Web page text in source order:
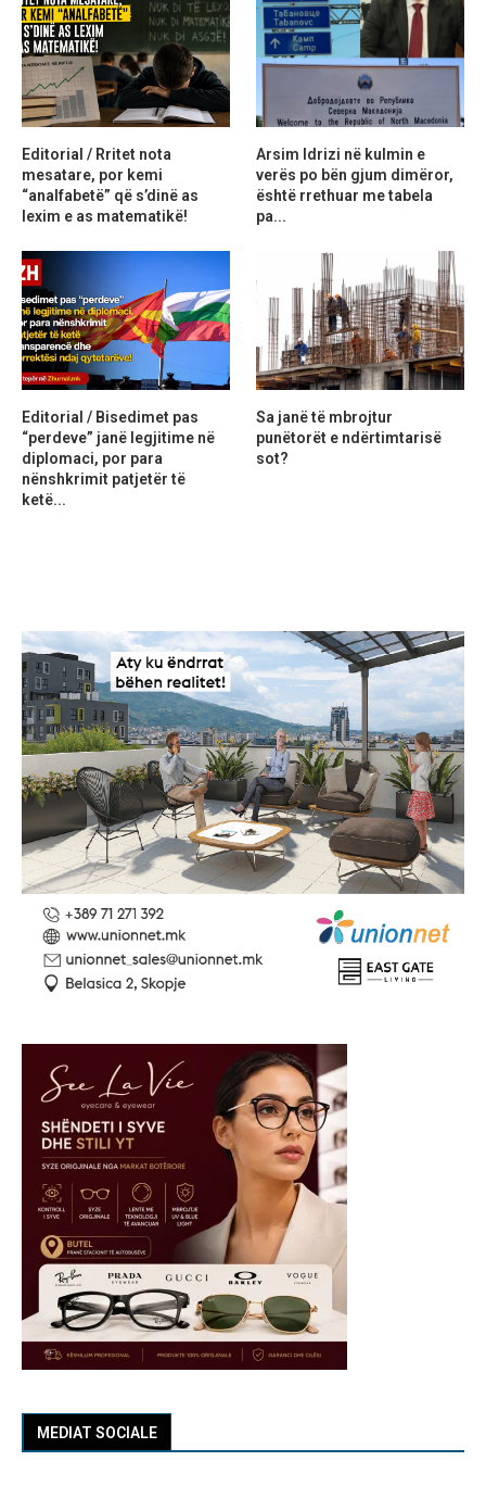
MEDIAT SOCIALE
Editorial / Rritet nota
mesatare, por kemi
“analfabetë” që s’dinë as
lexim e as matematikë!
Arsim Idrizi në kulmin e
verës po bën gjum dimëror,
është rrethuar me tabela
pa...
Editorial / Bisedimet pas
“perdeve” janë legjitime në
diplomaci, por para
nënshkrimit patjetër të
ketë...
Sa janë të mbrojtur
punëtorët e ndërtimtarisë
sot?